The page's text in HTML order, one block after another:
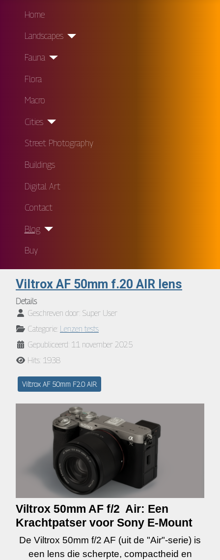
Home
Landscapes
Fauna
Flora
Macro
Cities
Street Photography
Buildings
Digital Art
Contact
Blog
Buy
Viltrox AF 50mm f.20 AIR lens
Details
Geschreven door: Super User
Categorie: Lenzen tests
Gepubliceerd: 11 november 2025
Hits: 1938
Viltrox AF 50mm F2.0 AIR
Viltrox 50mm AF f/2 Air: Een
Krachtpatser voor Sony E-Mount
De Viltrox 50mm f/2 AF (uit de "Air"-serie) is
een lens die scherpte, compactheid en